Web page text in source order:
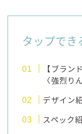
お得情報
楽天
コラム
タップでき
【ブラン
〈強烈り
デザイン
スペック